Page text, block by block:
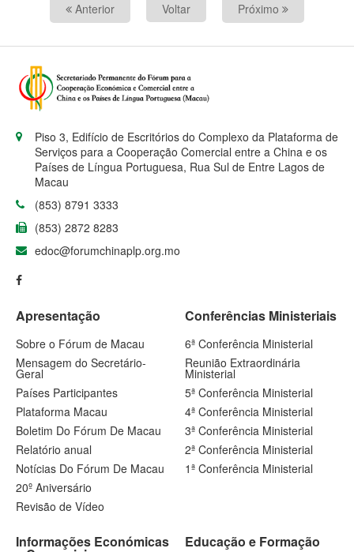
Anterior Voltar Próximo
Piso 3, Edifício de Escritórios do Complexo da Plataforma de
Serviços para a Cooperação Comercial entre a China e os
Países de Língua Portuguesa, Rua Sul de Entre Lagos de
Macau
(853) 8791 3333
(853) 2872 8283
edoc@forumchinaplp.org.mo
Apresentação
Sobre o Fórum de Macau
Mensagem do Secretário-
Geral
Países Participantes
Plataforma Macau
Boletim Do Fórum De Macau
Relatório anual
Notícias Do Fórum De Macau
20º Aniversário
Revisão de Vídeo
Conferências Ministeriais
6ª Conferência Ministerial
Reunião Extraordinária
Ministerial
5ª Conferência Ministerial
4ª Conferência Ministerial
3ª Conferência Ministerial
2ª Conferência Ministerial
1ª Conferência Ministerial
Informações Económicas Educação e Formação